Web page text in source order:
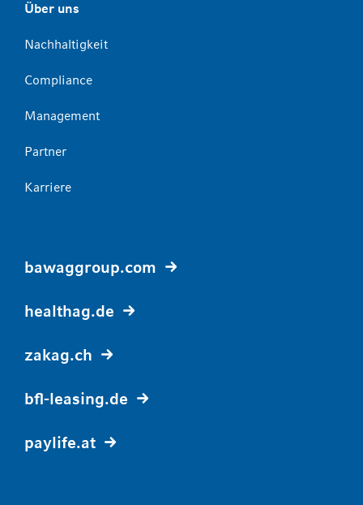
Über uns
Nachhaltigkeit
Compliance
Management
Partner
Karriere
bawaggroup.com
healthag.de
zakag.ch
bfl-leasing.de
paylife.at